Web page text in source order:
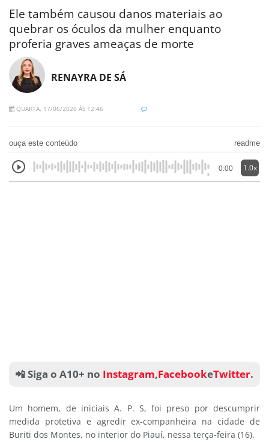
Ele também causou danos materiais ao
quebrar os óculos da mulher enquanto
proferia graves ameaças de morte
RENAYRA DE SÁ
QUARTA, 17/06/2026 ÀS 12:46
ouça este conteúdo readme
0:00 1.0x
📲 Siga o A10+ no Instagram,FacebookeTwitter.
Um homem, de iniciais A. P. S, foi preso por descumprir
medida protetiva e agredir ex-companheira na cidade de
Buriti dos Montes, no interior do Piauí, nessa terça-feira (16).